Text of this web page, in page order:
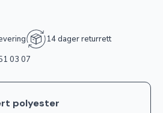
14 dager returrett
03 07
polyester